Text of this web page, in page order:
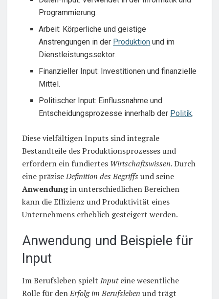
Programmierung.
Arbeit: Körperliche und geistige
Anstrengungen in der Produktion und im
Dienstleistungssektor.
Finanzieller Input: Investitionen und finanzielle
Mittel.
Politischer Input: Einflussnahme und
Entscheidungsprozesse innerhalb der Politik.
Diese vielfältigen Inputs sind integrale
Bestandteile des Produktionsprozesses und
erfordern ein fundiertes Wirtschaftswissen. Durch
eine präziseDefinition des Begriffs und seine
Anwendungin unterschiedlichen Bereichen
kann die Effizienz und Produktivität eines
Unternehmens erheblich gesteigert werden.
Anwendung und Beispiele für
Input
Im Berufsleben spielt Inputeine wesentliche
Rolle für denErfolg im Berufsleben und trägt